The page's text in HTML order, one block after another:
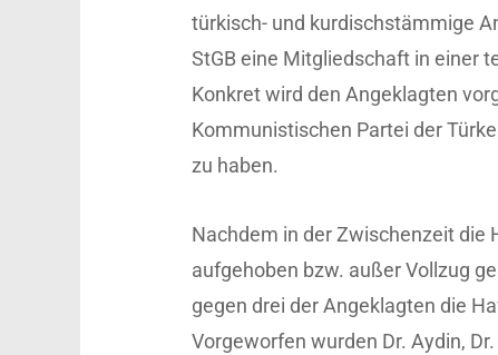
türkisch- und kurdischstämmige
StGB eine Mitgliedschaft in einer
Konkret wird den Angeklagten
Kommunistischen Partei der
zu haben.
Nachdem in der Zwischenzeit die
aufgehoben bzw. außer Vollzug
gegen drei der Angeklagten die
Vorgeworfen wurden Dr. Aydin,